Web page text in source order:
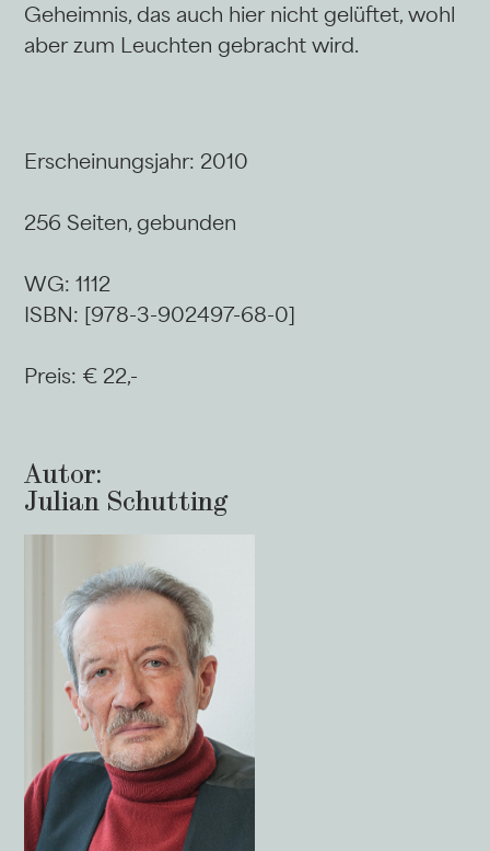
Geheimnis, das auch hier nicht gelüftet, wohl
aber zum Leuchten gebracht wird.
Erscheinungsjahr: 2010
256 Seiten, gebunden
WG: 1112
ISBN: [978-3-902497-68-0]
Preis: € 22,-
Autor:
Julian Schutting